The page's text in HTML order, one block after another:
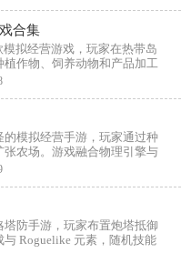
合集
拟经营游戏，玩家在热带岛
作物、饲养动物和产品加工
。画风明快操作简单，天气
的模拟经营手游，玩家通过种
农场。游戏融合物理引擎与
子攻击偷菜贼。自动化设备
塔防手游，玩家布置炮塔抵御
Roguelike 元素，随机技能